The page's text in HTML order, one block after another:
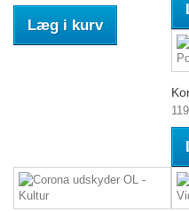
Læg i kurv